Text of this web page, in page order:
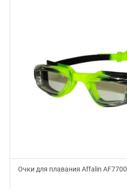
Очки для плавания Affalin AF7700